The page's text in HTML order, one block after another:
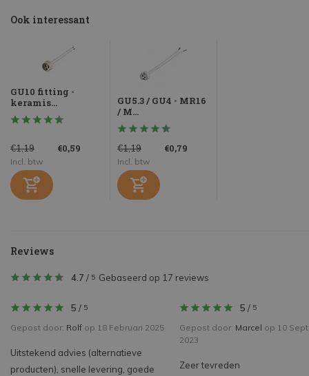
Ook interessant
GU10 fitting -
keramis...
€1,19 €0,59
Incl. btw
GU5.3 / GU4 - MR16
/ M...
€1,19 €0,79
Incl. btw
Reviews
4.7 / 5 Gebaseerd op 17 reviews
5 / 5
Gepost door: Rolf op 18 Februari 2025
Uitstekend advies (alternatieve
producten), snelle levering, goede
5 / 5
Gepost door: Marcel op 10
2023
Zeer tevreden